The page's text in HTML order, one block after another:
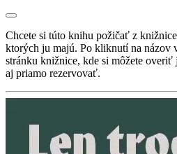
Chcete si túto knihu požičať z
ktorých ju majú. Po kliknutí na názov
stránku knižnice, kde si môžete overiť
aj priamo rezervovať.